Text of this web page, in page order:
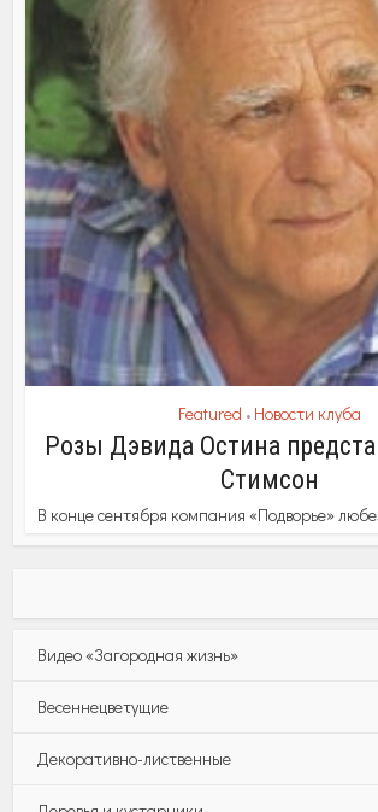
Featured • Новости клуба
Розы Дэвида Остина
Стимсон
В конце сентября компания «Подворье»
Видео «Загородная жизнь»
Весеннецветущие
Декоративно-лиственные